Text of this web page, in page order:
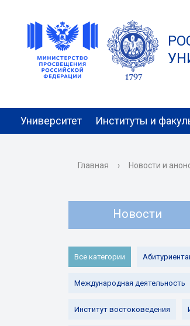
Университет Институты и
Главная › Новости и
Новости
Все категории
Международная деятельность
Институт востоковедения